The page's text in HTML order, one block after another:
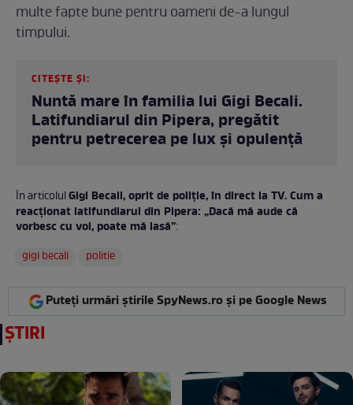
multe fapte bune pentru oameni de-a lungul
timpului.
CITEȘTE ȘI:
Nuntă mare în familia lui Gigi Becali.
Latifundiarul din Pipera, pregătit
pentru petrecerea pe lux și opulență
În articolulGigi Becali, oprit de poliție, în direct la TV. Cum a
reacționat latifundiarul din Pipera: „Dacă mă aude că
vorbesc cu voi, poate mă lasă”:
gigi becali
politie
Puteți urmări știrile SpyNews.ro și pe Google News
ȘTIRI